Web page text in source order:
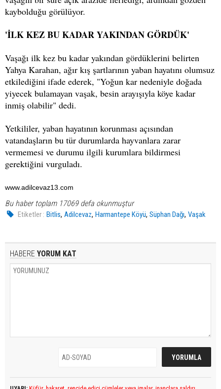
kaybolduğu görülüyor.
'İLK KEZ BU KADAR YAKINDAN GÖRDÜK'
Vaşağı ilk kez bu kadar yakından gördüklerini belirten
Yahya Karahan, ağır kış şartlarının yaban hayatını olumsuz
etkilediğini ifade ederek, "Yoğun kar nedeniyle doğada
yiyecek bulamayan vaşak, besin arayışıyla köye kadar
inmiş olabilir" dedi.
Yetkililer, yaban hayatının korunması açısından
vatandaşların bu tür durumlarda hayvanlara zarar
vermemesi ve durumu ilgili kurumlara bildirmesi
gerektiğini vurguladı.
www.adilcevaz13.com
Bu haber toplam 17069 defa okunmuştur
Etiketler : Bitlis,Adilcevaz,Harmantepe Köyü,Süphan Dağı,Vaşak
HABERE YORUM KAT